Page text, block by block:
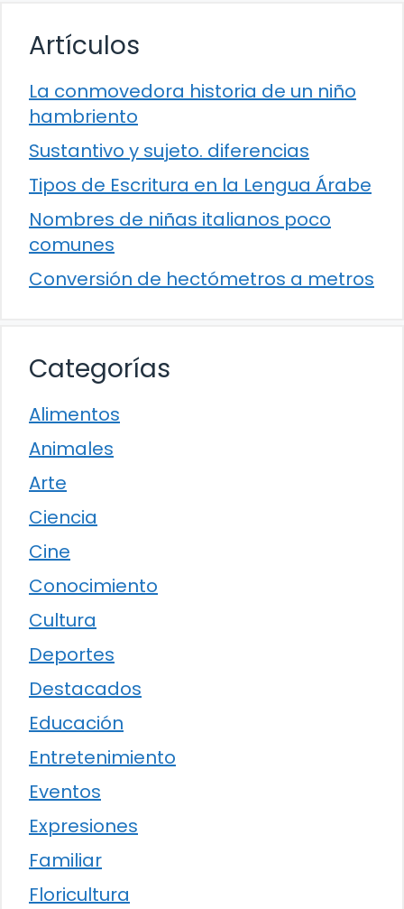
Artículos
La conmovedora historia de un niño
hambriento
Sustantivo y sujeto. diferencias
Tipos de Escritura en la Lengua Árabe
Nombres de niñas italianos poco
comunes
Conversión de hectómetros a metros
Categorías
Alimentos
Animales
Arte
Ciencia
Cine
Conocimiento
Cultura
Deportes
Destacados
Educación
Entretenimiento
Eventos
Expresiones
Familiar
Floricultura